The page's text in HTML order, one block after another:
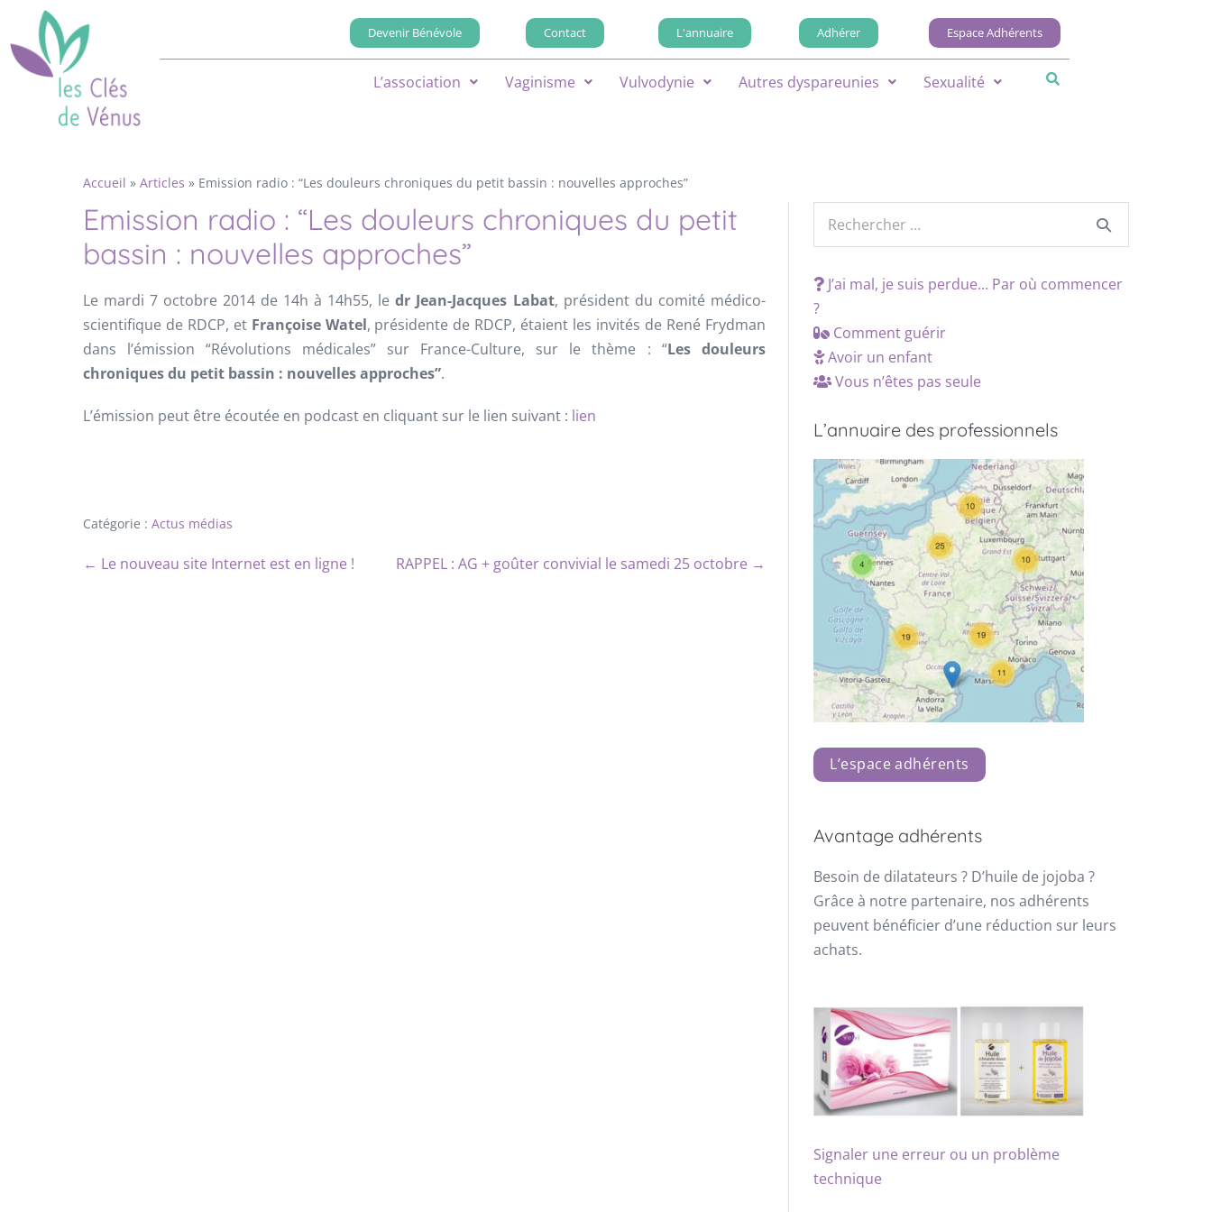
Devenir Bénévole Contact L'annuaire Adhérer Espace Adhérents
L’association Vaginisme Vulvodynie Autres dyspareunies Sexualité
Accueil » Articles » Emission radio : “Les douleurs chroniques du petit bassin : nouvelles approches”
Emission radio : “Les douleurs chroniques du petit
bassin : nouvelles approches”
Le mardi 7 octobre 2014 de 14h à 14h55, ledr Jean-Jacques Labat, président du comité médico-
scientifique de RDCP, et Françoise Watel, présidente de RDCP, étaient les invités de René Frydman
dans l’émission “Révolutions médicales” sur France-Culture, sur le thème : “Les douleurs
chroniques du petit bassin : nouvelles approches”.
L’émission peut être écoutée en podcast en cliquant sur le lien suivant : lien
Catégorie : Actus médias
← Le nouveau site Internet est en ligne ! RAPPEL : AG + goûter convivial le samedi 25 octobre →
J’ai mal, je suis perdue… Par où commencer
?
Comment guérir
Avoir un enfant
Vous n’êtes pas seule
L’annuaire des professionnels
L’espace adhérents
Avantage adhérents
Besoin de dilatateurs ? D’huile de jojoba ?
Grâce à notre partenaire, nos adhérents
peuvent bénéficier d’une réduction sur leurs
achats.
Signaler une erreur ou un problème
technique